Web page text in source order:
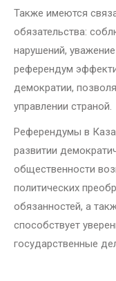
Также имеются
обязательства:
нарушений,
референдум
демократии,
управлении страной.
Референдумы в
развитии
общественности
политических
обязанностей, а
способствует
государственные